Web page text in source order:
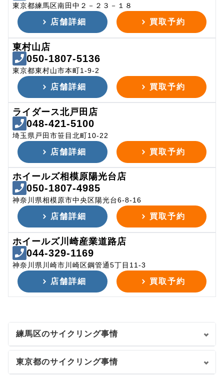
東京都練馬区南田中２－２３－１８
店舗詳細 買取予約
東村山店
050-1807-5136
東京都東村山市本町1-9-2
店舗詳細 買取予約
ライダース北戸田店
048-421-5100
埼玉県戸田市笹目北町10-22
店舗詳細 買取予約
ホイールズ相模原陽光台店
050-1807-4985
神奈川県相模原市中央区陽光台6-8-16
店舗詳細 買取予約
ホイールズ川崎産業道路店
044-329-1169
神奈川県川崎市川崎区鋼管通5丁目11-3
店舗詳細 買取予約
練馬区のサイクリング事情
東京都のサイクリング事情